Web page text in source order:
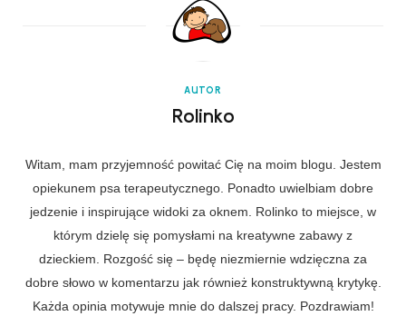
AUTOR
Rolinko
Witam, mam przyjemność powitać Cię na moim blogu. Jestem
opiekunem psa terapeutycznego. Ponadto uwielbiam dobre
jedzenie i inspirujące widoki za oknem. Rolinko to miejsce, w
którym dzielę się pomysłami na kreatywne zabawy z
dzieckiem. Rozgość się – będę niezmiernie wdzięczna za
dobre słowo w komentarzu jak również konstruktywną krytykę.
Każda opinia motywuje mnie do dalszej pracy. Pozdrawiam!